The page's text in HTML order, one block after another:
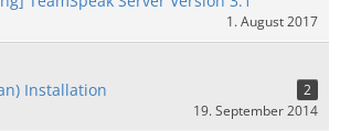
1. August 2017
Installation
2
19. September 2014